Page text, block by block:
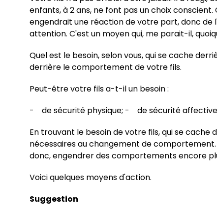
enfants, à 2 ans, ne font pas un choix
engendrait une réaction de votre part, donc de
attention. C'est un moyen qui, me parait-il,
Quel est le besoin, selon vous, qui se cache
derrière le comportement de votre fils.
Peut-être votre fils a-t-il un besoin :
- de sécurité physique; - de sécurité
En trouvant le besoin de votre fils, qui se
nécessaires au changement de
donc, engendrer des comportements encore
Voici quelques moyens d'action.
Suggestion